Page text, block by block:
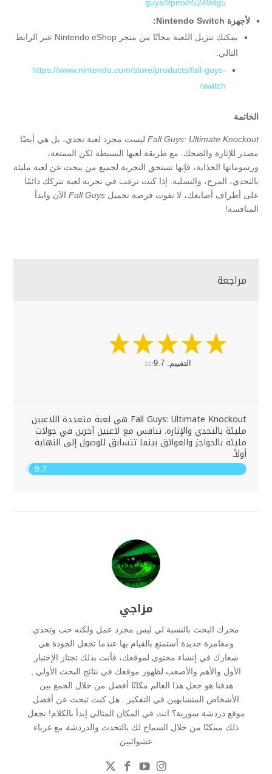
guys/9pmxh5249dg5
لأجهزة Nintendo Switch:
يمكنك تنزيل اللعبة مجانًا من متجر Nintendo eShop عبر الرابط
التالي:
https://www.nintendo.com/store/products/fall-guys-
switch/
الخاتمة
Fall Guys: Ultimate Knockout ليست مجرد لعبة تحدي، بل هي أيضًا
مصدر للإثارة والضحك. مع طريقة لعبها البسيطة لكن الممتعة،
ورسوماتها الجذابة، فإنها تستحق التجربة لجميع من يبحث عن لعبة مليئة
بالتحدي، المرح، والتسلية. إذا كنت ترغب في تجربة لعبة تتركك دائمًا
على أطراف أصابعك، لا تفوت فرصة تحميل Fall Guys الآن وابدأ
المنافسة!
مراجعة
التقييم: 10/9.7
Fall Guys: Ultimate Knockout هي لعبة متعددة اللاعبين
مليئة بالتحدي والإثارة. تنافس مع لاعبين آخرين في جولات
مليئة بالحواجز والعوائق بينما تتسابق للوصول إلى النهاية
أولاً.
9.7
مزاجي
محرك البحث بالنسبة لي ليس مجرد عمل ولكنه حب وتحدي
ومغامرة جديدة أستمتع بالقيام بها عندما تجعل الجودة هي
شعارك في إنشاء محتوى لموقعك، فأنت بذلك تجتاز الإختبار
الأول والأهم والأصعب لظهور موقعك في نتائج البحث الأولي ,
هدفنا هو جعل هذا العالم مكانًا أفضل من خلال الجمع بين
الأشخاص المتشابهين في التفكير . هل كنت تبحث عن أفضل
موقع دردشة سورية؟ انت في المكان المثالي إبدأ بالكلام! نجعل
ذلك ممكنًا من خلال السماح لك بالتحدث والدردشة مع غرباء
عشوائيين